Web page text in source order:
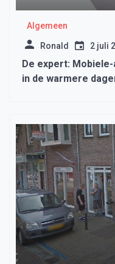
Algemeen
Ronald 2 juli
De expert:
in de warmere